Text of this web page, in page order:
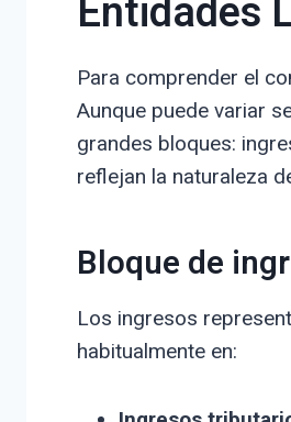
Entidades
Para comprender el
Aunque puede variar
grandes bloques:
reflejan la naturaleza
Bloque de
Los ingresos
habitualmente en: